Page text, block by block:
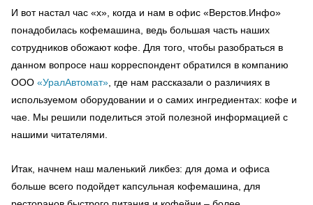
И вот настал час «х», когда и нам в офис «Верстов.Инфо»
понадобилась кофемашина, ведь большая часть наших
сотрудников обожают кофе. Для того, чтобы разобраться в
данном вопросе наш корреспондент обратился в компанию
ООО «УралАвтомат» , где нам рассказали о различиях в
используемом оборудовании и о самих ингредиентах: кофе и
чае. Мы решили поделиться этой полезной информацией с
нашими читателями.
Итак, начнем наш маленький ликбез: для дома и офиса
больше всего подойдет капсульная кофемашина, для